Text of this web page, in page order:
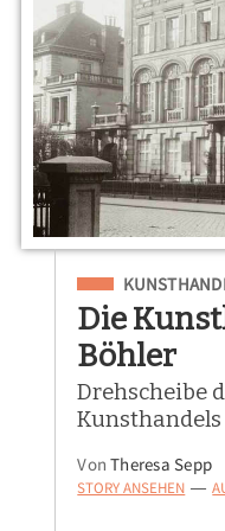
Eingeordnet
Die
Böhler
Drehscheibe
Kunsthandels
VonTheresa Sepp
STORY ANSEHEN —